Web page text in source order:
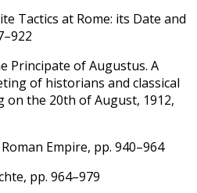
Tactics at Rome: its Date and
Principate of Augustus. A
of historians and classical
on the 20th of August, 1912,
Empire, pp. 940–964
pp. 964–979